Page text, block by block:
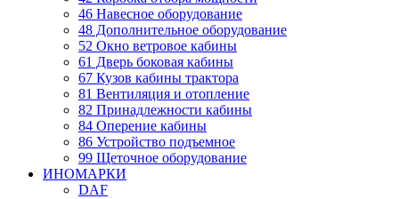
46 Навесное оборудование
48 Дополнительное оборудование
52 Окно ветровое кабины
61 Дверь боковая кабины
67 Кузов кабины трактора
81 Вентиляция и отопление
82 Принадлежности кабины
84 Оперение кабины
86 Устройство подъемное
99 Щеточное оборудование
ИНОМАРКИ
DAF